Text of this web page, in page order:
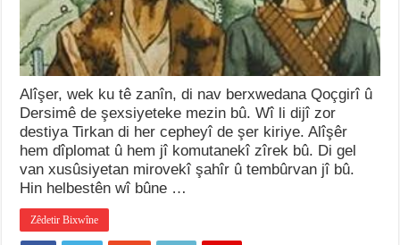
Alîşer, wek ku tê zanîn, di nav berxwedana Qoçgirî û
Dersimê de şexsiyeteke mezin bû. Wî li dijî zor
destiya Tirkan di her cepheyî de şer kiriye. Alîşêr
hem dîplomat û hem jî komutanekî zîrek bû. Di gel
van xusûsiyetan mirovekî şahîr û tembûrvan jî bû.
Hin helbestên wî bûne …
Zêdetir Bixwîne